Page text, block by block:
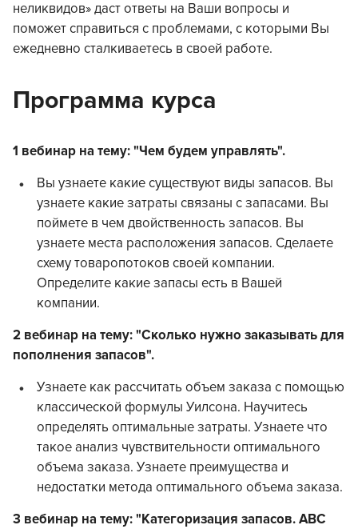
неликвидов» даст ответы на Ваши вопросы и
поможет справиться с проблемами, с которыми Вы
ежедневно сталкиваетесь в своей работе.
Программа курса
1 вебинар на тему: "Чем будем управлять".
Вы узнаете какие существуют виды запасов. Вы
узнаете какие затраты связаны с запасами. Вы
поймете в чем двойственность запасов. Вы
узнаете места расположения запасов. Сделаете
схему товаропотоков своей компании.
Определите какие запасы есть в Вашей
компании.
2 вебинар на тему: "Сколько нужно заказывать для
пополнения запасов".
Узнаете как рассчитать объем заказа с помощью
классической формулы Уилсона. Научитесь
определять оптимальные затраты. Узнаете что
такое анализ чувствительности оптимального
объема заказа. Узнаете преимущества и
недостатки метода оптимального объема заказа.
3 вебинар на тему: "Категоризация запасов. АВС